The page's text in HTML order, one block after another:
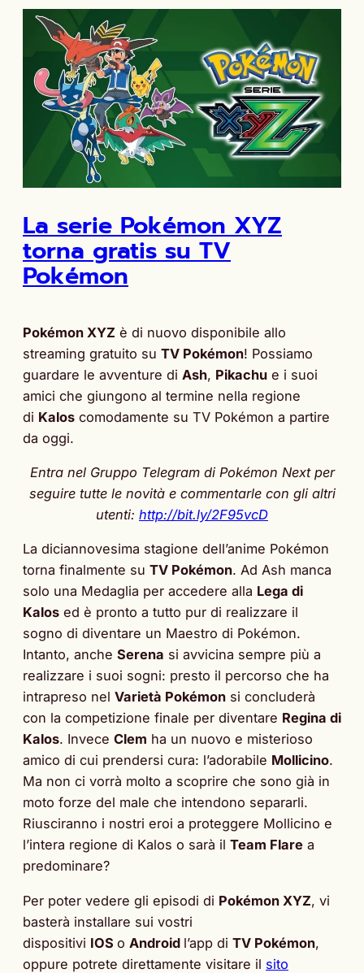
La serie Pokémon XYZ
torna gratis su TV
Pokémon
Pokémon XYZ è di nuovo disponibile allo
streaming gratuito su TV Pokémon! Possiamo
guardare le avventure di Ash, Pikachu e i suoi
amici che giungono al termine nella regione
di Kalos comodamente su TV Pokémon a partire
da oggi.
Entra nel Gruppo Telegram di Pokémon Next per
seguire tutte le novità e commentarle con gli altri
utenti: http://bit.ly/2F95vcD
La diciannovesima stagione dell’anime Pokémon
torna finalmente su TV Pokémon. Ad Ash manca
solo una Medaglia per accedere alla Lega di
Kalos ed è pronto a tutto pur di realizzare il
sogno di diventare un Maestro di Pokémon.
Intanto, anche Serena si avvicina sempre più a
realizzare i suoi sogni: presto il percorso che ha
intrapreso nel Varietà Pokémon si concluderà
con la competizione finale per diventare Regina di
Kalos. Invece Clem ha un nuovo e misterioso
amico di cui prendersi cura: l’adorabile Mollicino.
Ma non ci vorrà molto a scoprire che sono già in
moto forze del male che intendono separarli.
Riusciranno i nostri eroi a proteggere Mollicino e
l’intera regione di Kalos o sarà il Team Flare a
predominare?
Per poter vedere gli episodi di Pokémon XYZ, vi
basterà installare sui vostri
dispositivi IOS o Android l’app di TV Pokémon,
oppure potrete direttamente visitare il sito